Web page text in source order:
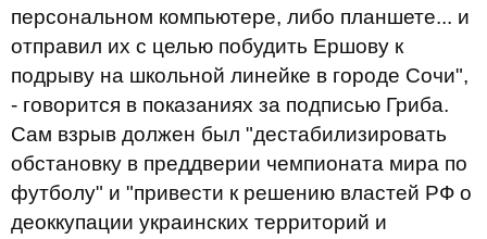
персональном компьютере, либо планшете... и
отправил их с целью побудить Ершову к
подрыву на школьной линейке в городе Сочи",
- говорится в показаниях за подписью Гриба.
Сам взрыв должен был "дестабилизировать
обстановку в преддверии чемпионата мира по
футболу" и "привести к решению властей РФ о
деоккупации украинских территорий и